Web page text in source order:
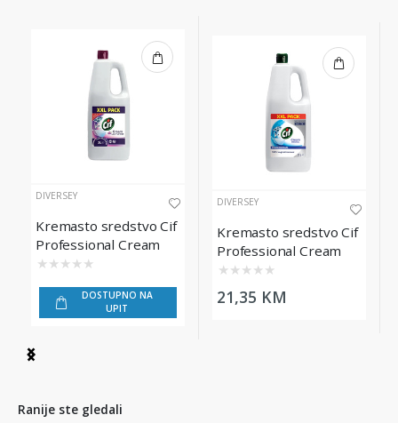
DIVERSEY
Kremasto sredstvo Cif
Professional Cream
Lila Flower, 2L
★ ★ ★ ★ ★
DOSTUPNO NA
UPIT
DIVERSEY
Kremasto sredstvo Cif
Professional Cream
Original, 2L
★ ★ ★ ★ ★
21,35 KM
Item
3
Ranije ste gledali